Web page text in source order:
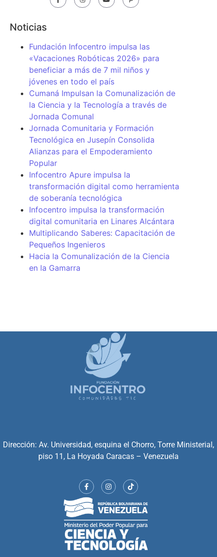
Noticias
Fundación Infocentro impulsa las
«Vacaciones Robóticas 2026» para
beneficiar a más de 7 mil niños y
jóvenes en todo el país
Cumaná Impulsan la Comunalización de
la Ciencia y la Tecnología a través de
Jornada Comunal
Jornada Comunitaria y Formación
Tecnológica en Jusepín Consolida
Alianzas para el Empoderamiento
Popular
Infocentro Apure impulsa la
transformación digital como herramienta
de soberanía tecnológica
Infocentro impulsa la transformación
digital comunitaria en Linares Alcántara
Multiplicando Saberes: Capacitación de
Pequeños Ingenieros
Hacia la Comunalización de la Ciencia
en la Gamarra
Dirección: Av. Universidad, esquina el Chorro, Torre Ministerial,
piso 11, La Hoyada Caracas – Venezuela